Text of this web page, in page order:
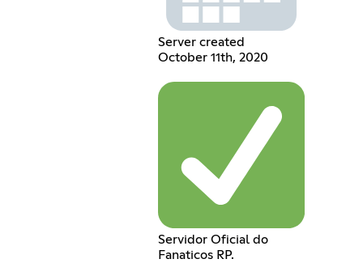
Server created
October 11th, 2020
Servidor Oficial do
Fanaticos RP.